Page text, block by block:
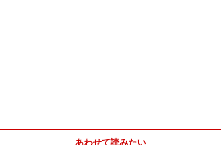
あわせて読みたい